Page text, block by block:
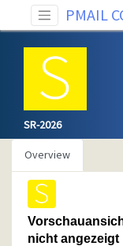
PMAIL
SR-2026
Overview
nicht angezeigt